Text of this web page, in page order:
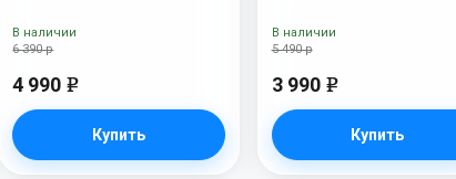
6 390 р
4 990 e
Купить
В наличии
5 490 р
3 990 e
Купить
В наличии